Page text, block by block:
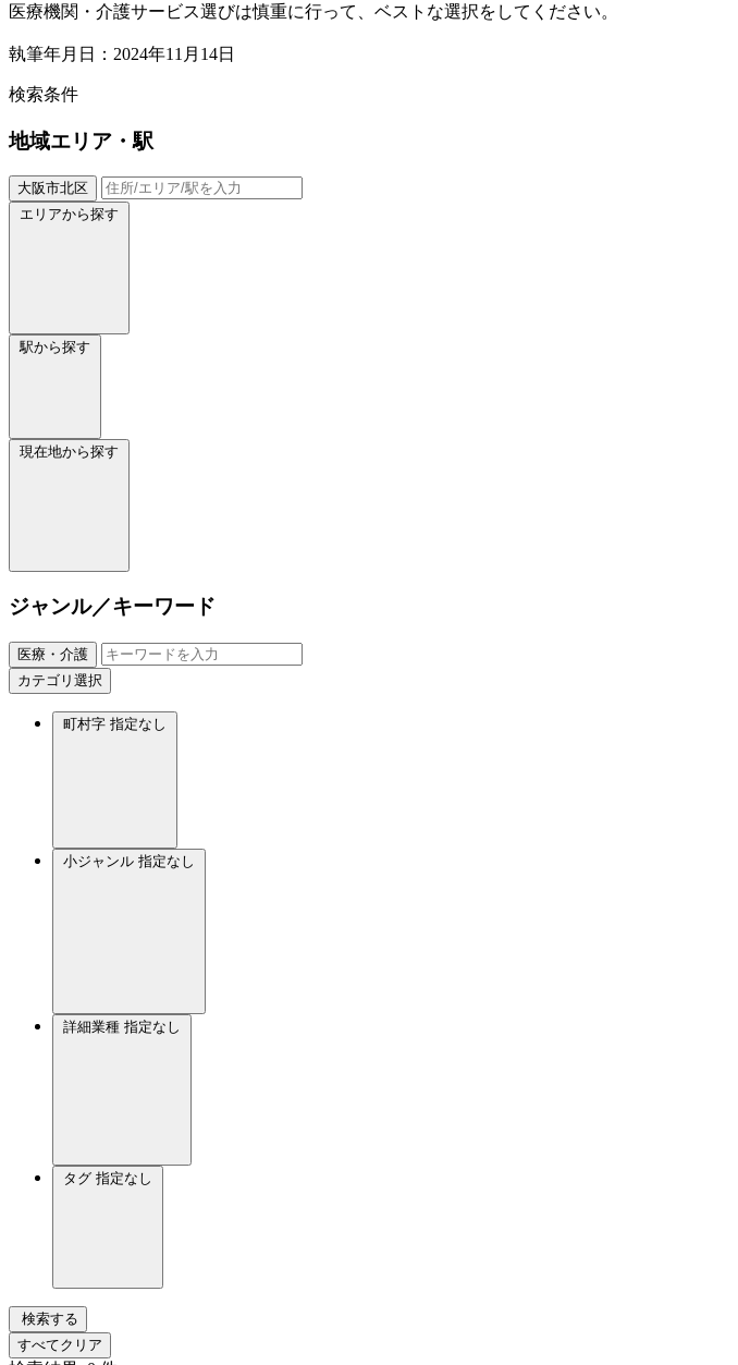
医療機関・介護サービス選びは慎重に行って、ベストな選択をしてください。
執筆年月日：2024年11月14日
検索条件
地域エリア・駅
大阪市北区
エリアから探す
駅から探す
現在地から探す
ジャンル／キーワード
医療・介護
カテゴリ選択
町村字 指定なし
小ジャンル 指定なし
詳細業種 指定なし
タグ 指定なし
検索する
すべてクリア